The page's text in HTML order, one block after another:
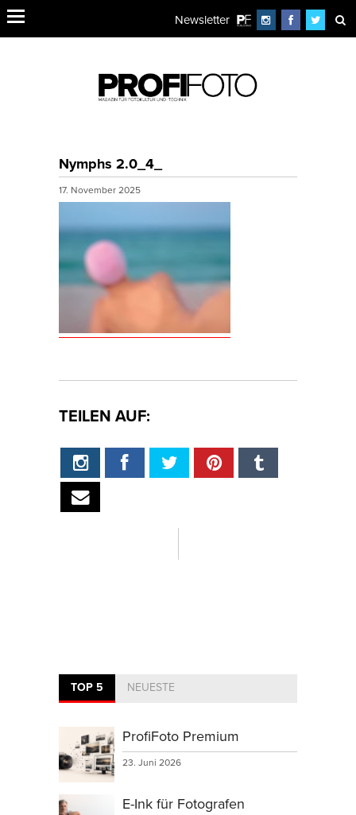
Newsletter
Nymphs 2.0_4_
17. November 2025
TEILEN AUF:
TOP 5 NEUESTE
ProfiFoto Premium
23. Juni 2026
E-Ink für Fotografen